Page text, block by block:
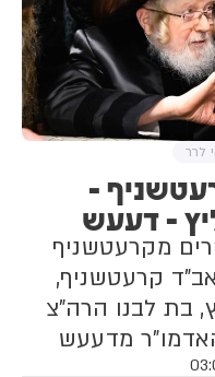
-
- דעעש
מקרעטשניף
אב"ד קרעטשניף,
בת לבנו הרה"צ
מדעעש
לרר